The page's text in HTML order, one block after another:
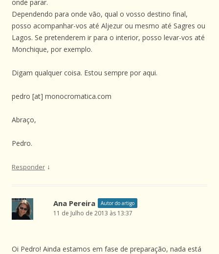
onde parar.
Dependendo para onde vão, qual o vosso destino final,
posso acompanhar-vos até Aljezur ou mesmo até Sagres ou
Lagos. Se pretenderem ir para o interior, posso levar-vos até
Monchique, por exemplo.
Digam qualquer coisa. Estou sempre por aqui.
pedro [at] monocromatica.com
Abraço,
Pedro.
Responder ↓
Ana Pereira Autor do artigo
11 de Julho de 2013 às 13:37
Oi Pedro! Ainda estamos em fase de preparação, nada está